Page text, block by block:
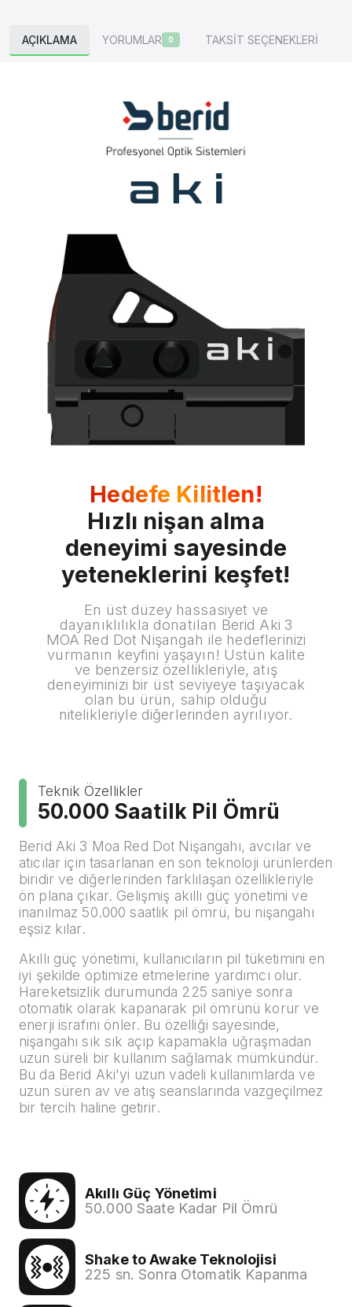
AÇIKLAMA YORUMLAR 0 TAKSİT SEÇENEKLERİ
Hedefe Kilitlen!
Hızlı nişan alma
deneyimi sayesinde
yeteneklerini keşfet!
En üst düzey hassasiyet ve
dayanıklılıkla donatılan Berid Aki 3
MOA Red Dot Nişangah ile hedeflerinizi
vurmanın keyfini yaşayın! Üstün kalite
ve benzersiz özellikleriyle, atış
deneyiminizi bir üst seviyeye taşıyacak
olan bu ürün, sahip olduğu
nitelikleriyle diğerlerinden ayrılıyor.
Teknik Özellikler
50.000 Saatilk Pil Ömrü
Berid Aki 3 Moa Red Dot Nişangahı, avcılar ve
atıcılar için tasarlanan en son teknoloji ürünlerden
biridir ve diğerlerinden farklılaşan özellikleriyle
ön plana çıkar. Gelişmiş akıllı güç yönetimi ve
inanılmaz 50.000 saatlik pil ömrü, bu nişangahı
eşsiz kılar.
Akıllı güç yönetimi, kullanıcıların pil tüketimini en
iyi şekilde optimize etmelerine yardımcı olur.
Hareketsizlik durumunda 225 saniye sonra
otomatik olarak kapanarak pil ömrünü korur ve
enerji israfını önler. Bu özelliği sayesinde,
nişangahı sık sık açıp kapamakla uğraşmadan
uzun süreli bir kullanım sağlamak mümkündür.
Bu da Berid Aki'yi uzun vadeli kullanımlarda ve
uzun süren av ve atış seanslarında vazgeçilmez
bir tercih haline getirir.
Akıllı Güç Yönetimi
50.000 Saate Kadar Pil Ömrü
Shake to Awake Teknolojisi
225 sn. Sonra Otomatik Kapanma